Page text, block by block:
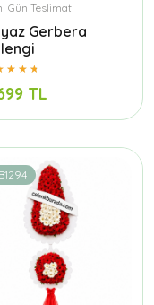
Gün Teslimat
Gerbera
TL